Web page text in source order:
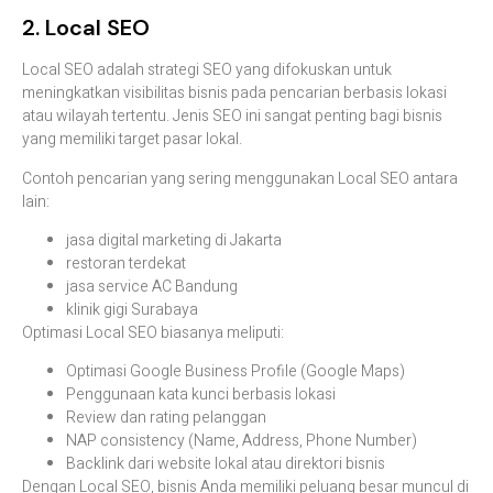
2. Local SEO
Local SEO adalah strategi SEOyang difokuskan untuk
meningkatkanvisibilitas bisnis pada pencarian berbasis lokasi
atauwilayahtertentu.Jenis SEO ini sangatpenting bagi bisnis
yang memilikitargetpasarlokal.
Contoh pencarianyang sering menggunakan Local SEO antara
lain:
jasa digital marketing diJakarta
restoranterdekat
jasa serviceACBandung
klinikgigi Surabaya
Optimasi Local SEO biasanya meliputi:
Optimasi Google Business Profile (Google Maps)
Penggunaan kata kunci berbasis lokasi
Review dan rating pelanggan
NAP consistency (Name,Address, Phone Number)
Backlinkdariwebsite lokal atau direktori bisnis
Dengan Local SEO, bisnisAnda memiliki peluang besarmuncul di